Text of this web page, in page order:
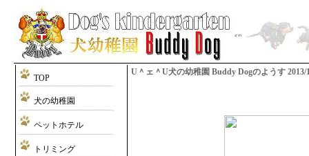
TOP
犬の幼稚園
ペットホテル
トリミング
U＾ェ＾U犬の幼稚園 Buddy Dogのようす 2013/